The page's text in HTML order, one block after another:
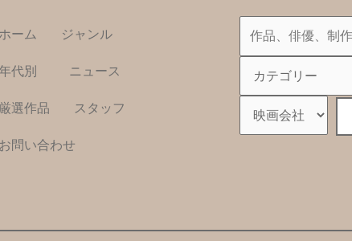
ホーム ジャンル
代別 ニュース
厳選作品 スタッフ
お問い合わせ